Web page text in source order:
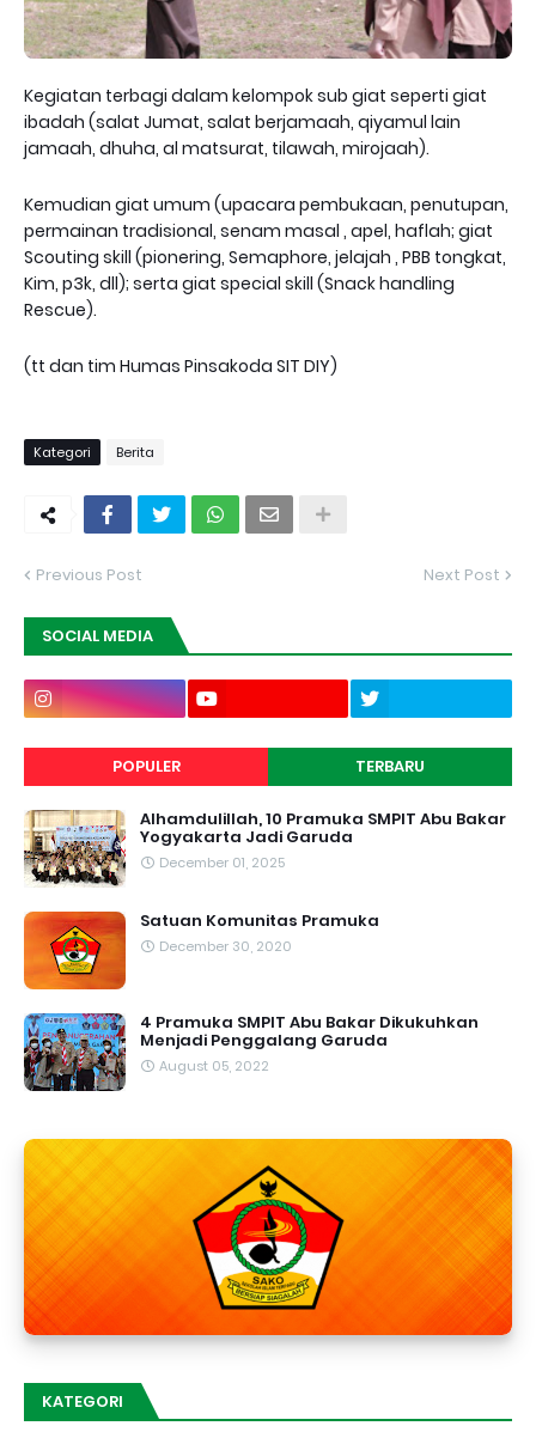
Kegiatan terbagi dalam kelompok sub giat seperti giat
ibadah (salat Jumat, salat berjamaah, qiyamul lain
jamaah, dhuha, al matsurat, tilawah, mirojaah).
Kemudian giat umum (upacara pembukaan, penutupan,
permainan tradisional, senam masal , apel, haflah; giat
Scouting skill (pionering, Semaphore, jelajah , PBB tongkat,
Kim, p3k, dll); serta giat special skill (Snack handling
Rescue).
(tt dan tim Humas Pinsakoda SIT DIY)
Kategori Berita
Previous Post Next Post
SOCIAL MEDIA
POPULER TERBARU
Alhamdulillah, 10 Pramuka SMPIT Abu Bakar
Yogyakarta Jadi Garuda
December 01, 2025
Satuan Komunitas Pramuka
December 30, 2020
4 Pramuka SMPIT Abu Bakar Dikukuhkan
Menjadi Penggalang Garuda
August 05, 2022
KATEGORI